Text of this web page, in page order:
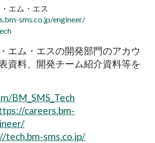
エム・エス
sms.co.jp/engineer/
エム・エスの開発部門のアカウ
資料、開発チーム紹介資料等を
BM_SMS_Tech
careers.bm-
tech.bm-sms.co.jp/